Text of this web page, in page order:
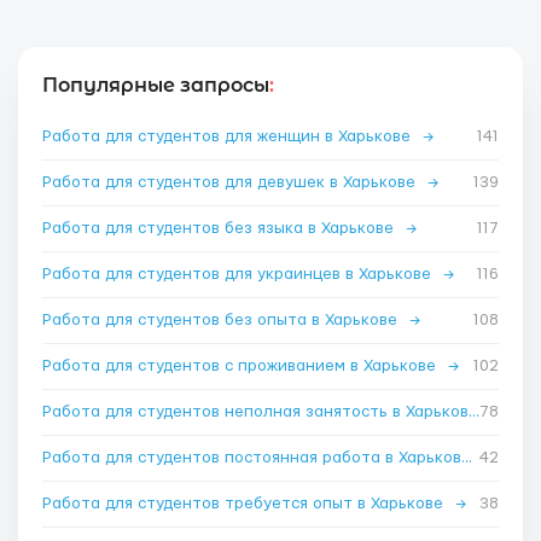
Популярные запросы:
Работа для студентов для женщин в Харькове → 141
Работа для студентов для девушек в Харькове → 139
Работа для студентов без языка в Харькове → 117
Работа для студентов для украинцев в Харькове → 116
Работа для студентов без опыта в Харькове → 108
Работа для студентов с проживанием в Харькове → 102
Работа для студентов неполная занятость в Харькове →
78
Работа для студентов постоянная работа в Харькове →
42
Работа для студентов требуется опыт в Харькове → 38